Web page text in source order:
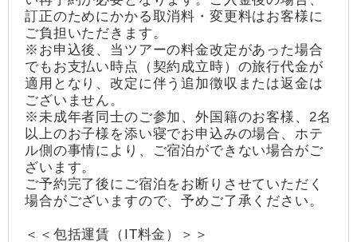
訂正のためにかかる取消料・変更料はお客様に
ご負担いただきます。
※お申込後、当ツアーの料金改定があった場合
でもお支払い時点（契約成立時）の旅行代金が
適用となり、改定に伴う追加徴収または返金は
ございません。
※未成年者同士のご参加、外国籍のお客様、2名
以上のお子様を添い寝でお申込みの場合、ホテ
ル側の事情により、ご宿泊ができない場合がご
ざいます。
ご予約完了後にご宿泊をお断りさせていただく
場合がございますので、予めご了承ください。
＜＜包括運賃（IT料金）＞＞